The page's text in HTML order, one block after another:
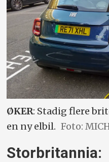
ØKER: Stadig flere
en ny elbil. Foto:
Storbritannia: